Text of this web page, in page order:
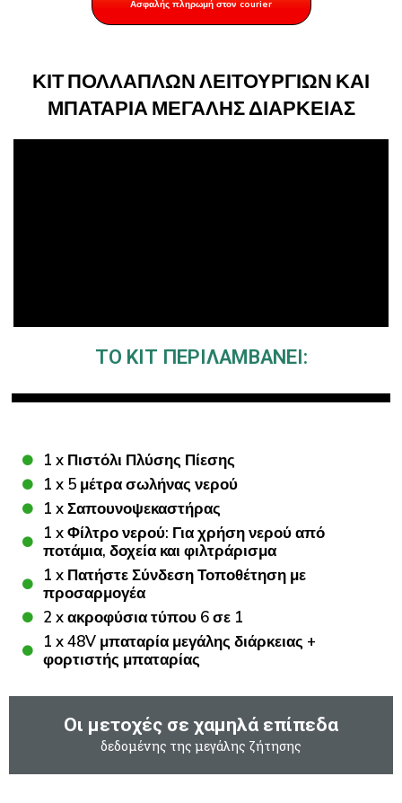
Ασφαλής πληρωμή στον courier
ΚΙΤ ΠΟΛΛΑΠΛΩΝ ΛΕΙΤΟΥΡΓΙΩΝ ΚΑΙ
ΜΠΑΤΑΡΙΑ ΜΕΓΑΛΗΣ ΔΙΑΡΚΕΙΑΣ
ΤΟ ΚΙΤ ΠΕΡΙΛΑΜΒΑΝΕΙ:
1 x Πιστόλι Πλύσης Πίεσης
1 x 5 μέτρα σωλήνας νερού
1 x Σαπουνοψεκαστήρας
1 x Φίλτρο νερού: Για χρήση νερού από
ποτάμια, δοχεία και φιλτράρισμα
1 x Πατήστε Σύνδεση Τοποθέτηση με
προσαρμογέα
2 x ακροφύσια τύπου 6 σε 1
1 x 48V μπαταρία μεγάλης διάρκειας +
φορτιστής μπαταρίας
Οι μετοχές σε χαμηλά επίπεδα
δεδομένης της μεγάλης ζήτησης